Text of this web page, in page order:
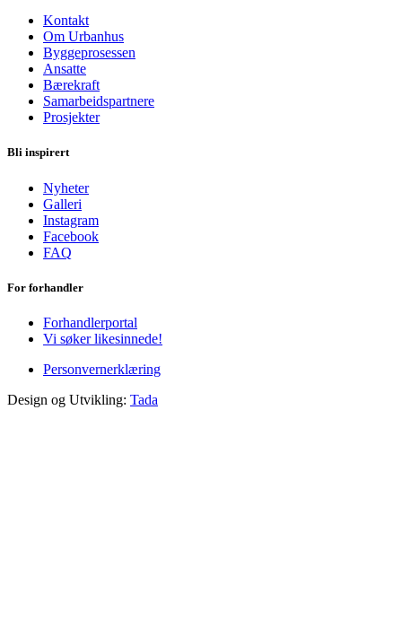
Kontakt
Om Urbanhus
Byggeprosessen
Ansatte
Bærekraft
Samarbeidspartnere
Prosjekter
Bli inspirert
Nyheter
Galleri
Instagram
Facebook
FAQ
For forhandler
Forhandlerportal
Vi søker likesinnede!
Personvernerklæring
Design og Utvikling: Tada